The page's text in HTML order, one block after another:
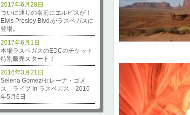
ついに通りの名前にエルビスが！
Elvis Presley Blvd.がラスベガスに
登場。
2017年6月28日
本場ラスベガスのEDCのチケット
特別販売スタート！
2017年6月1日
Selena Gomez/セレーナ・ゴメ
ス ライブ in ラスベガス 2016
年5月6日
2016年3月21日